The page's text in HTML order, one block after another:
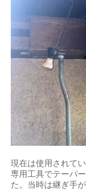
現在は使用されて
専用工具でテーパ
た。当時は継ぎ手